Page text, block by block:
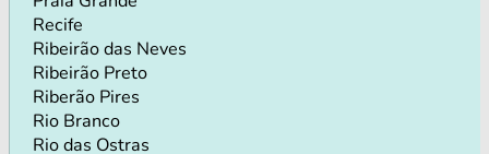
Recife
Ribeirão das Neves
Ribeirão Preto
Riberão Pires
Rio Branco
Rio das Ostras